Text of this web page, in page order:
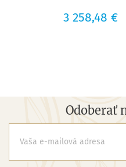
Cena
3 258,48 €
Odoberať